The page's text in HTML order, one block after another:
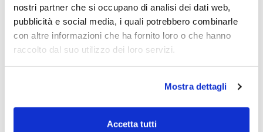
nostri partner che si occupano di analisi dei dati web,
pubblicità e social media, i quali potrebbero combinarle
con altre informazioni che ha fornito loro o che hanno
raccolto dal suo utilizzo dei loro servizi.
Mostra dettagli
Accetta tutti
11/09/2025
Play now
Altri video che potrebbero